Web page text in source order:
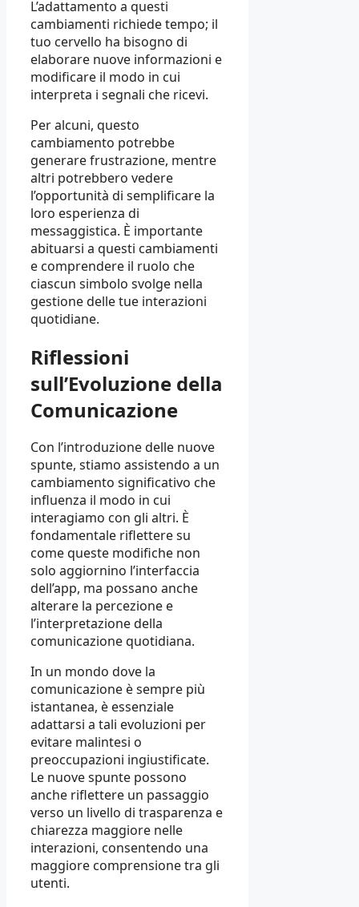
L’adattamento a questi
cambiamenti richiede tempo; il
tuo cervello ha bisogno di
elaborare nuove informazioni e
modificare il modo in cui
interpreta i segnali che ricevi.
Per alcuni, questo
cambiamento potrebbe
generare frustrazione, mentre
altri potrebbero vedere
l’opportunità di semplificare la
loro esperienza di
messaggistica. È importante
abituarsi a questi cambiamenti
e comprendere il ruolo che
ciascun simbolo svolge nella
gestione delle tue interazioni
quotidiane.
Riflessioni
sull’Evoluzione della
Comunicazione
Con l’introduzione delle nuove
spunte, stiamo assistendo a un
cambiamento significativo che
influenza il modo in cui
interagiamo con gli altri. È
fondamentale riflettere su
come queste modifiche non
solo aggiornino l’interfaccia
dell’app, ma possano anche
alterare la percezione e
l’interpretazione della
comunicazione quotidiana.
In un mondo dove la
comunicazione è sempre più
istantanea, è essenziale
adattarsi a tali evoluzioni per
evitare malintesi o
preoccupazioni ingiustificate.
Le nuove spunte possono
anche riflettere un passaggio
verso un livello di trasparenza e
chiarezza maggiore nelle
interazioni, consentendo una
maggiore comprensione tra gli
utenti.